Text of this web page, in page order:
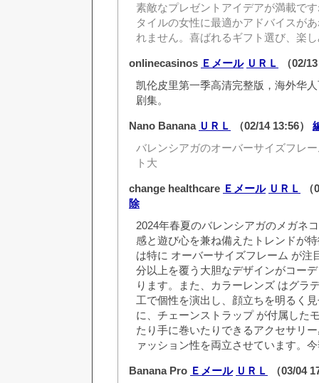
素敵なプレゼントアイデアが満載で
タイルの女性に最適かアドバイスが
れません。喜ばれるギフト選び、楽
onlinecasinos Ｅメール ＵＲＬ
（02/
凯伦皮里第一季高清完整版，海外华
剧集。
Nano Banana ＵＲＬ （02/14 13:56）
バレンシアガのオーバーサイズフレ
ト大
change healthcare Ｅメール ＵＲＬ
（
除
2024年春夏のバレンシアガのメガネ
感と遊び心を兼ね備えたトレンドが
は特に オーバーサイズフレーム が注
分以上を覆う大胆なデザインがコー
ります。また、カラーレンズ はグラ
工で個性を演出し、顔立ちを明るく
に、チェーンストラップ が付属した
たり手に巻いたりできるアクセサリ
ァッション性を両立させています。
Banana Pro Ｅメール ＵＲＬ
（03/04